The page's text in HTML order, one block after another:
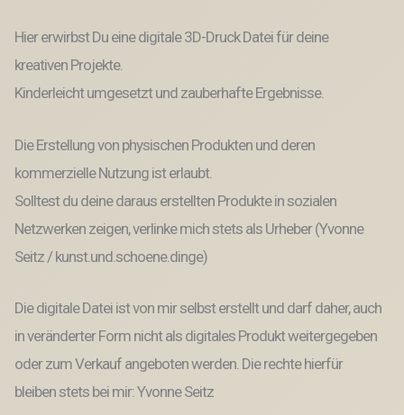
Hier erwirbst Du eine digitale 3D-Druck Datei für deine
kreativen Projekte.
Kinderleicht umgesetzt und zauberhafte Ergebnisse.
Die Erstellung von physischen Produkten und deren
kommerzielle Nutzung ist erlaubt.
Solltest du deine daraus erstellten Produkte in sozialen
Netzwerken zeigen, verlinke mich stets als Urheber (Yvonne
Seitz / kunst.und.schoene.dinge)
Die digitale Datei ist von mir selbst erstellt und darf daher, auch
in veränderter Form nicht als digitales Produkt weitergegeben
oder zum Verkauf angeboten werden. Die rechte hierfür
bleiben stets bei mir: Yvonne Seitz